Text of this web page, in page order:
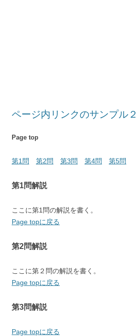
ページ内リンクのサンプル２
Page top
第1問 第2問 第3問 第4問 第5問
第1問解説
ここに第1問の解説を書く。
Page topに戻る
第2問解説
ここに第２問の解説を書く。
Page topに戻る
第3問解説
Page topに戻る